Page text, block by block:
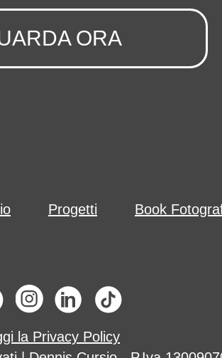
ORA
Book
Progetti
la Privacy Policy